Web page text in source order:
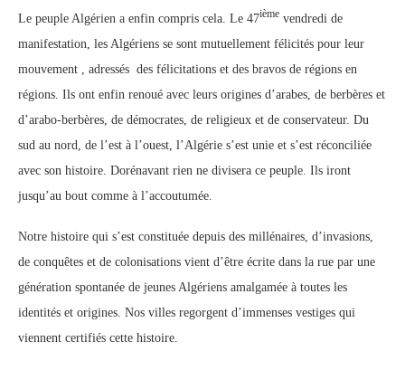
Le peuple Algérien a enfin compris cela. Le 47ième vendredi de
manifestation, les Algériens se sont mutuellement félicités pour leur
mouvement , adressés des félicitations et des bravos de régions en
régions. Ils ont enfin renoué avec leurs origines d’arabes, de berbères et
d’arabo-berbères, de démocrates, de religieux et de conservateur. Du
sud au nord, de l’est à l’ouest, l’Algérie s’est unie et s’est réconciliée
avec son histoire. Dorénavant rien ne divisera ce peuple. Ils iront
jusqu’au bout comme à l’accoutumée.
Notre histoire qui s’est constituée depuis des millénaires, d’invasions,
de conquêtes et de colonisations vient d’être écrite dans la rue par une
génération spontanée de jeunes Algériens amalgamée à toutes les
identités et origines. Nos villes regorgent d’immenses vestiges qui
viennent certifiés cette histoire.